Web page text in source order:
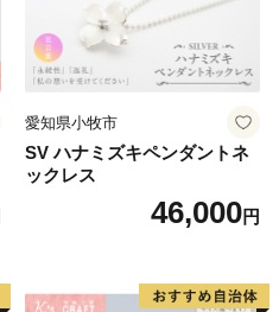
愛知県小牧市
SV ハナミズキペンダントネ
ックレス
46,000円